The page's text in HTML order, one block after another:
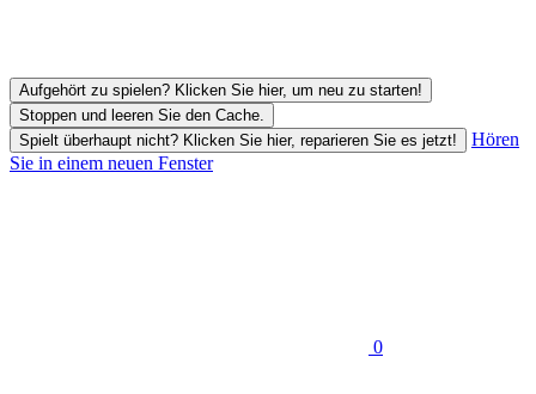
Aufgehört zu spielen? Klicken Sie hier, um neu zu starten!
Stoppen und leeren Sie den Cache.
Spielt überhaupt nicht? Klicken Sie hier, reparieren Sie es jetzt!
Hören
Sie in einem neuen Fenster
0